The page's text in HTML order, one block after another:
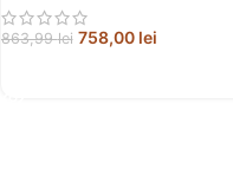
863,99lei 758,00 lei